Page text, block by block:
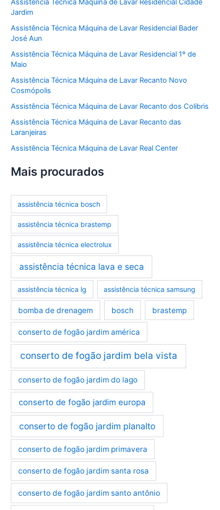
Assistência Técnica Máquina de Lavar Residencial Cidade
Jardim
Assistência Técnica Máquina de Lavar Residencial Bader
José Aun
Assistência Técnica Máquina de Lavar Residencial 1º de
Maio
Assistência Técnica Máquina de Lavar Recanto Novo
Cosmópolis
Assistência Técnica Máquina de Lavar Recanto dos Colibris
Assistência Técnica Máquina de Lavar Recanto das
Laranjeiras
Assistência Técnica Máquina de Lavar Real Center
Mais procurados
assistência técnica bosch
assistência técnica brastemp
assistência técnica electrolux
assistência técnica lava e seca
assistência técnica lg assistência técnica samsung
bomba de drenagem bosch brastemp
conserto de fogão jardim américa
conserto de fogão jardim bela vista
conserto de fogão jardim do lago
conserto de fogão jardim europa
conserto de fogão jardim planalto
conserto de fogão jardim primavera
conserto de fogão jardim santa rosa
conserto de fogão jardim santo antônio